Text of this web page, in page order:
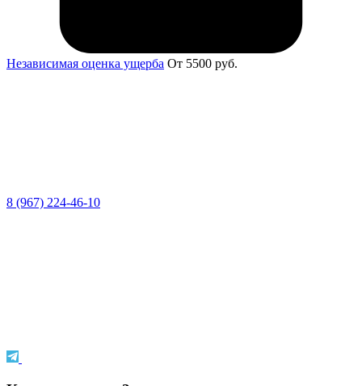
Независимая оценка ущерба От 5500 руб.
8 (967) 224-46-10